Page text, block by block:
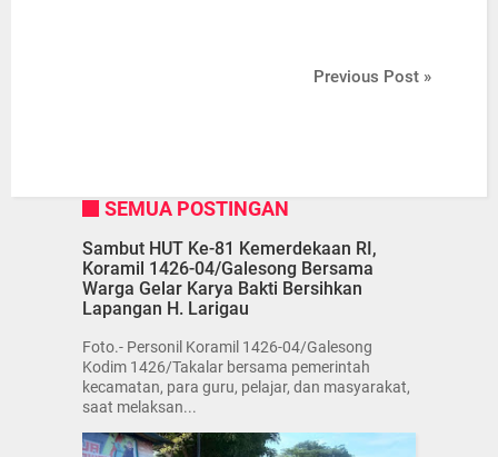
Previous Post »
SEMUA POSTINGAN
Sambut HUT Ke-81 Kemerdekaan RI,
Koramil 1426-04/Galesong Bersama
Warga Gelar Karya Bakti Bersihkan
Lapangan H. Larigau
Foto.- Personil Koramil 1426-04/Galesong
Kodim 1426/Takalar bersama pemerintah
kecamatan, para guru, pelajar, dan masyarakat,
saat melaksan...